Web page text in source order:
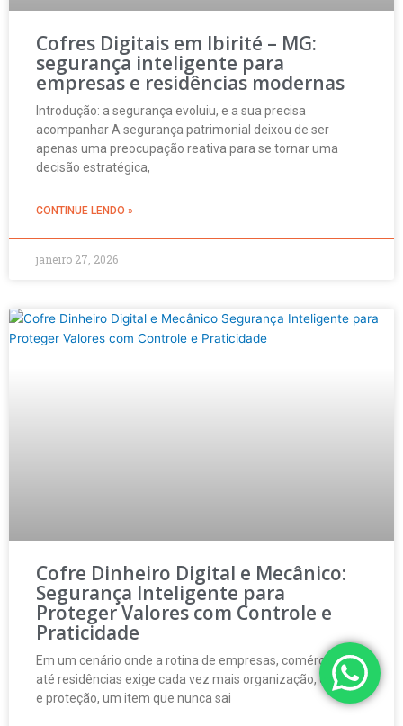
Cofres Digitais em Ibirité – MG:
segurança inteligente para
empresas e residências modernas
Introdução: a segurança evoluiu, e a sua precisa
acompanhar A segurança patrimonial deixou de ser
apenas uma preocupação reativa para se tornar uma
decisão estratégica,
CONTINUE LENDO »
janeiro 27, 2026
Cofre Dinheiro Digital e Mecânico:
Segurança Inteligente para
Proteger Valores com Controle e
Praticidade
Em um cenário onde a rotina de empresas, comércios e
até residências exige cada vez mais organização, controle
e proteção, um item que nunca sai